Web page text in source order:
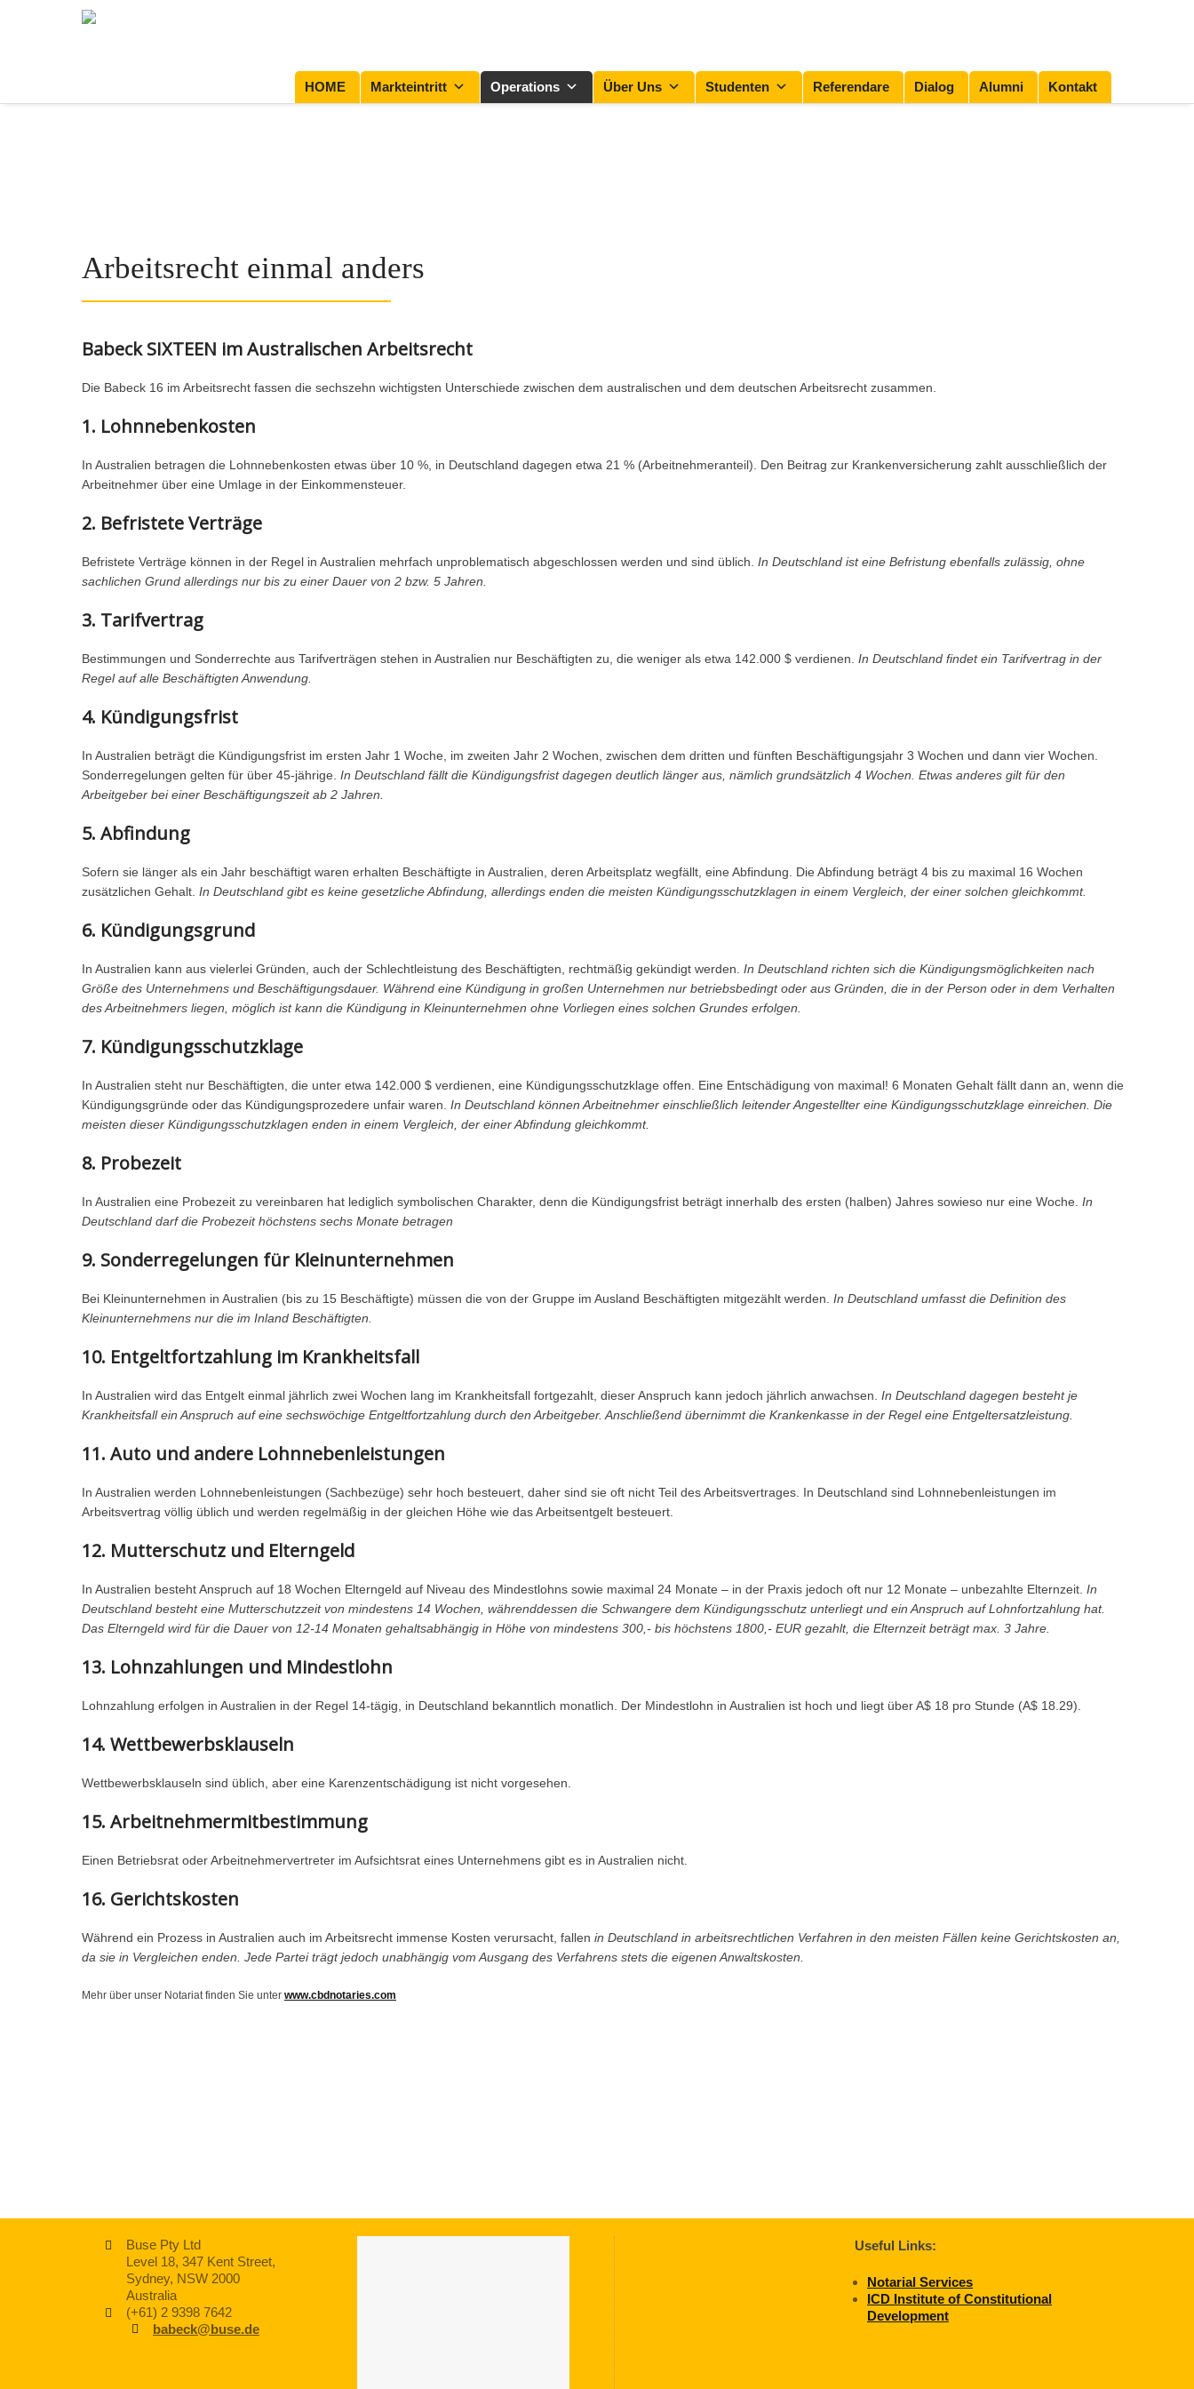
HOME Markteintritt Operations Über Uns Studenten Referendare Dialog Alumni Kontakt
Arbeitsrecht einmal anders
Babeck SIXTEEN im Australischen Arbeitsrecht
Die Babeck 16 im Arbeitsrecht fassen die sechszehn wichtigsten Unterschiede zwischen dem australischen und dem deutschen Arbeitsrecht zusammen.
1. Lohnnebenkosten
In Australien betragen die Lohnnebenkosten etwas über 10 %, in Deutschland dagegen etwa 21 % (Arbeitnehmeranteil). Den Beitrag zur Krankenversicherung zahlt ausschließlich der
Arbeitnehmer über eine Umlage in der Einkommensteuer.
2. Befristete Verträge
Befristete Verträge können in der Regel in Australien mehrfach unproblematisch abgeschlossen werden und sind üblich. In Deutschland ist eine Befristung ebenfalls zulässig, ohne
sachlichen Grund allerdings nur bis zu einer Dauer von 2 bzw. 5 Jahren.
3. Tarifvertrag
Bestimmungen und Sonderrechte aus Tarifverträgen stehen in Australien nur Beschäftigten zu, die weniger als etwa 142.000 $ verdienen. In Deutschland findet ein Tarifvertrag in der
Regel auf alle Beschäftigten Anwendung.
4. Kündigungsfrist
In Australien beträgt die Kündigungsfrist im ersten Jahr 1 Woche, im zweiten Jahr 2 Wochen, zwischen dem dritten und fünften Beschäftigungsjahr 3 Wochen und dann vier Wochen.
Sonderregelungen gelten für über 45-jährige. In Deutschland fällt die Kündigungsfrist dagegen deutlich länger aus, nämlich grundsätzlich 4 Wochen. Etwas anderes gilt für den
Arbeitgeber bei einer Beschäftigungszeit ab 2 Jahren.
5. Abfindung
Sofern sie länger als ein Jahr beschäftigt waren erhalten Beschäftigte in Australien, deren Arbeitsplatz wegfällt, eine Abfindung. Die Abfindung beträgt 4 bis zu maximal 16 Wochen
zusätzlichen Gehalt. In Deutschland gibt es keine gesetzliche Abfindung, allerdings enden die meisten Kündigungsschutzklagen in einem Vergleich, der einer solchen gleichkommt.
6. Kündigungsgrund
In Australien kann aus vielerlei Gründen, auch der Schlechtleistung des Beschäftigten, rechtmäßig gekündigt werden. In Deutschland richten sich die Kündigungsmöglichkeiten nach
Größe des Unternehmens und Beschäftigungsdauer. Während eine Kündigung in großen Unternehmen nur betriebsbedingt oder aus Gründen, die in der Person oder in dem Verhalten
des Arbeitnehmers liegen, möglich ist kann die Kündigung in Kleinunternehmen ohne Vorliegen eines solchen Grundes erfolgen.
7. Kündigungsschutzklage
In Australien steht nur Beschäftigten, die unter etwa 142.000 $ verdienen, eine Kündigungsschutzklage offen. Eine Entschädigung von maximal! 6 Monaten Gehalt fällt dann an, wenn die
Kündigungsgründe oder das Kündigungsprozedere unfair waren. In Deutschland können Arbeitnehmer einschließlich leitender Angestellter eine Kündigungs­schutzklage einreichen. Die
meisten dieser Kündigungsschutzklagen enden in einem Vergleich, der einer Abfindung gleichkommt.
8. Probezeit
In Australien eine Probezeit zu vereinbaren hat lediglich symbolischen Charakter, denn die Kündigungsfrist beträgt innerhalb des ersten (halben) Jahres sowieso nur eine Woche. In
Deutschland darf die Probezeit höchstens sechs Monate betragen
9. Sonderregelungen für Kleinunternehmen
Bei Kleinunternehmen in Australien (bis zu 15 Beschäftigte) müssen die von der Gruppe im Ausland Beschäftigten mitgezählt werden. In Deutschland umfasst die Definition des
Kleinunternehmens nur die im Inland Beschäftigten.
10. Entgeltfortzahlung im Krankheitsfall
In Australien wird das Entgelt einmal jährlich zwei Wochen lang im Krankheitsfall fortgezahlt, dieser Anspruch kann jedoch jährlich anwachsen. In Deutschland dagegen besteht je
Krankheitsfall ein Anspruch auf eine sechswöchige Entgeltfortzahlung durch den Arbeitgeber. Anschließend übernimmt die Krankenkasse in der Regel eine Entgeltersatzleistung.
11. Auto und andere Lohnnebenleistungen
In Australien werden Lohnnebenleistungen (Sachbezüge) sehr hoch besteuert, daher sind sie oft nicht Teil des Arbeitsvertrages. In Deutschland sind Lohnnebenleistungen im
Arbeitsvertrag völlig üblich und werden regelmäßig in der gleichen Höhe wie das Arbeitsentgelt besteuert.
12. Mutterschutz und Elterngeld
In Australien besteht Anspruch auf 18 Wochen Elterngeld auf Niveau des Mindestlohns sowie maximal 24 Monate – in der Praxis jedoch oft nur 12 Monate – unbezahlte Elternzeit. In
Deutschland besteht eine Mutterschutzzeit von mindestens 14 Wochen, währenddessen die Schwangere dem Kündigungsschutz unterliegt und ein Anspruch auf Lohnfortzahlung hat.
Das Elterngeld wird für die Dauer von 12-14 Monaten gehaltsabhängig in Höhe von mindestens 300,- bis höchstens 1800,- EUR gezahlt, die Elternzeit beträgt max. 3 Jahre.
13. Lohnzahlungen und Mindestlohn
Lohnzahlung erfolgen in Australien in der Regel 14-tägig, in Deutschland bekanntlich monatlich. Der Mindestlohn in Australien ist hoch und liegt über A$ 18 pro Stunde (A$ 18.29).
14. Wettbewerbsklauseln
Wettbewerbsklauseln sind üblich, aber eine Karenzentschädigung ist nicht vorgesehen.
15. Arbeitnehmermitbestimmung
Einen Betriebsrat oder Arbeitnehmervertreter im Aufsichtsrat eines Unternehmens gibt es in Australien nicht.
16. Gerichtskosten
Während ein Prozess in Australien auch im Arbeitsrecht immense Kosten verursacht, fallen in Deutschland in arbeitsrechtlichen Verfahren in den meisten Fällen keine Gerichtskosten an,
da sie in Vergleichen enden. Jede Partei trägt jedoch unabhängig vom Ausgang des Verfahrens stets die eigenen Anwaltskosten.
Mehr über unser Notariat finden Sie unter www.cbdnotaries.com
Buse Pty Ltd
Level 18, 347 Kent Street,
Sydney, NSW 2000
Australia
(+61) 2 9398 7642
babeck@buse.de
Useful Links:
Notarial Services
ICD Institute of Constitutional
Development